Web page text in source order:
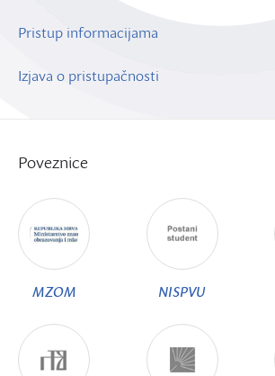
Pristup informacijama
Izjava o pristupačnosti
Poveznice
MZOM NISPVU